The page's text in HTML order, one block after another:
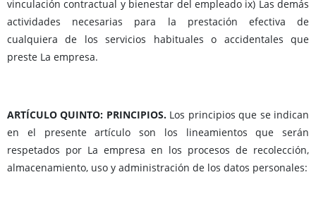
vinculación contractual y bienestar del empleado ix) Las demás
actividades necesarias para la prestación efectiva de
cualquiera de los servicios habituales o accidentales que
preste La empresa.
ARTÍCULO QUINTO: PRINCIPIOS.Los principios que se indican
en el presente artículo son los lineamientos que serán
respetados por La empresa en los procesos de recolección,
almacenamiento, uso y administración de los datos personales: